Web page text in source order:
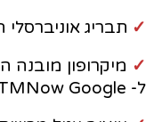
✓ תבריג
✓
ל- TMNow Google